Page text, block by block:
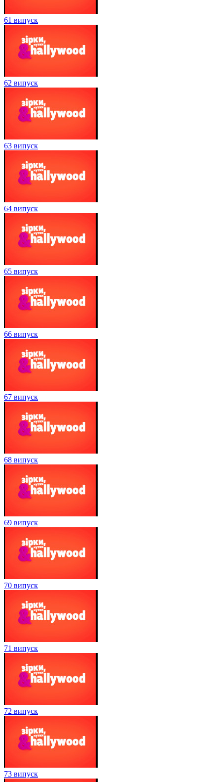
61 випуск
62 випуск
63 випуск
64 випуск
65 випуск
66 випуск
67 випуск
68 випуск
69 випуск
70 випуск
71 випуск
72 випуск
73 випуск